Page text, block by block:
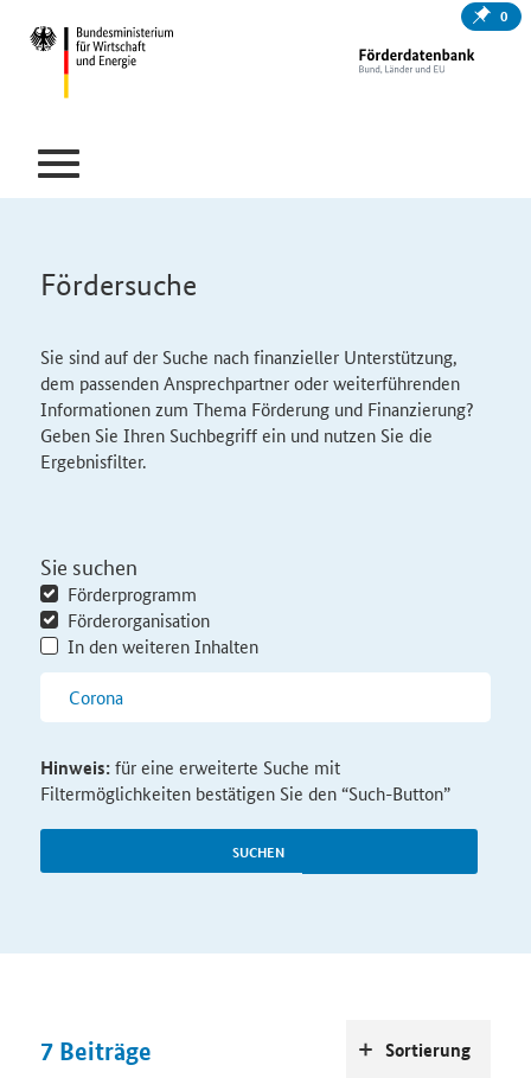
0
Fördersuche
Sie sind auf der Suche nach finanzieller Unterstützung,
dem passenden Ansprechpartner oder weiterführenden
Informationen zum Thema Förderung und Finanzierung?
Geben Sie Ihren Suchbegriff ein und nutzen Sie die
Ergebnisfilter.
Sie suchen
Förderprogramm
Förderorganisation
In den weiteren Inhalten
SUCHEN
Hinweis:für eine erweiterte Suche mit
Filtermöglichkeiten bestätigen Sie den “Such-Button”
7 Beiträge Sortierung